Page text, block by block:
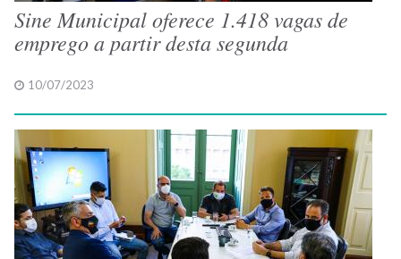
Sine Municipal oferece 1.418 vagas de
emprego a partir desta segunda
10/07/2023